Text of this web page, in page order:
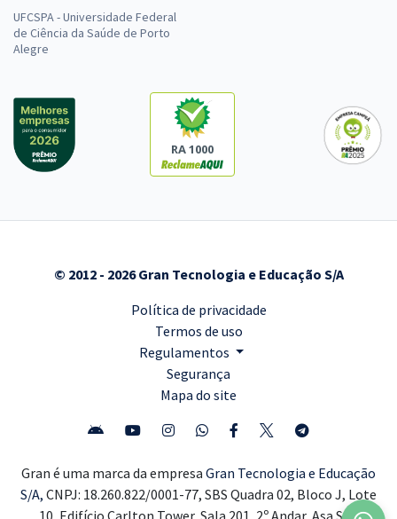
UFCSPA - Universidade Federal
de Ciência da Saúde de Porto
Alegre
RA 1000
© 2012 - 2026 Gran Tecnologia e Educação S/A
Política de privacidade
Termos de uso
Regulamentos
Segurança
Mapa do site
Gran é uma marca da empresa Gran Tecnologia e Educação
S/A, CNPJ: 18.260.822/0001-77, SBS Quadra 02, Bloco J, Lote